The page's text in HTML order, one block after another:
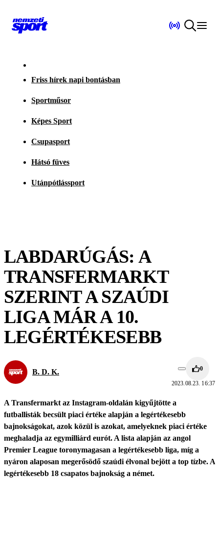
Friss hírek napi bontásban
Sportműsor
Képes Sport
Csupasport
Hátsó füves
Utánpótlássport
LABDARÚGÁS: A
TRANSFERMARKT
SZERINT A SZAÚDI
LIGA MÁR A 10.
LEGÉRTÉKESEBB
B. D. K. 0
2023.08.23. 16:37
A Transfermarkt az Instagram-oldalán kigyűjtötte a
futballisták becsült piaci értéke alapján a legértékesebb
bajnokságokat, azok közül is azokat, amelyeknek piaci értéke
meghaladja az egymilliárd eurót. A lista alapján az angol
Premier League toronymagasan a legértékesebb liga, míg a
nyáron alaposan megerősödő szaúdi élvonal bejött a top tízbe. A
legértékesebb 18 csapatos bajnokság a német.